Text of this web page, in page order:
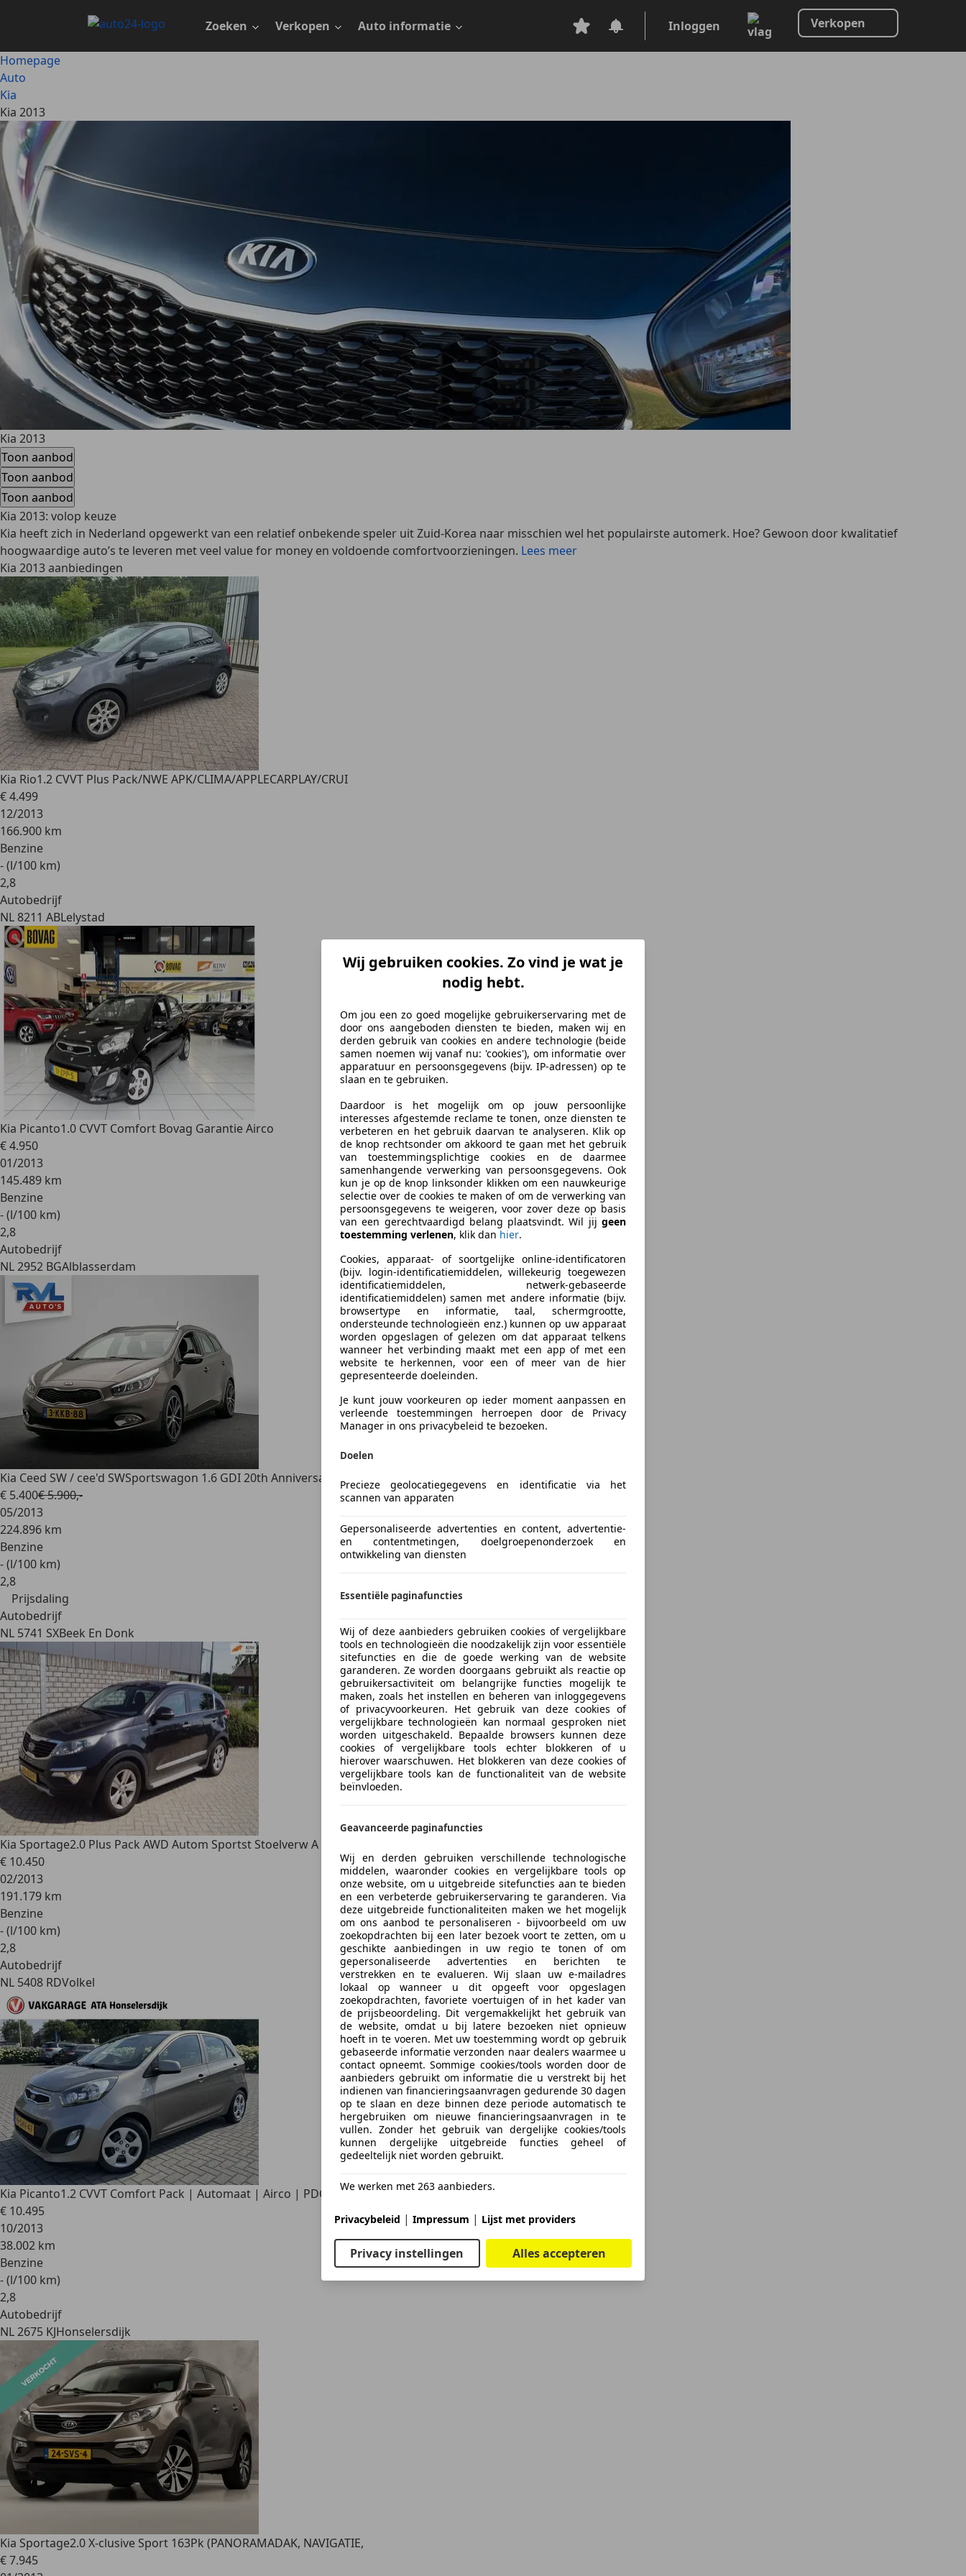
Zoeken Verkopen Auto informatie Inloggen Verkopen
Homepage
Auto
Kia
Kia 2013
Kia 2013
Toon aanbod
Toon aanbod
Toon aanbod
Kia 2013: volop keuze
Kia heeft zich in Nederland opgewerkt van een relatief onbekende speler uit Zuid-Korea naar misschien wel het populairste automerk. Hoe? Gewoon door kwalitatief
hoogwaardige auto’s te leveren met veel value for money en voldoende comfortvoorzieningen. Lees meer
Kia 2013 aanbiedingen
Kia Rio1.2 CVVT Plus Pack/NWE APK/CLIMA/APPLECARPLAY/CRUI
€ 4.499
12/2013
166.900 km
Benzine
- (l/100 km)
2,8
Autobedrijf
NL 8211 ABLelystad
Kia Picanto1.0 CVVT Comfort Bovag Garantie Airco
€ 4.950
01/2013
145.489 km
Benzine
- (l/100 km)
2,8
Autobedrijf
NL 2952 BGAlblasserdam
Kia Ceed SW / cee'd SWSportswagon 1.6 GDI 20th Anniversary | Trekhaak |
€ 5.400€ 5.900,-
05/2013
224.896 km
Benzine
- (l/100 km)
2,8
Prijsdaling
Autobedrijf
NL 5741 SXBeek En Donk
Kia Sportage2.0 Plus Pack AWD Autom Sportst Stoelverw A Bankve
€ 10.450
02/2013
191.179 km
Benzine
- (l/100 km)
2,8
Autobedrijf
NL 5408 RDVolkel
Kia Picanto1.2 CVVT Comfort Pack | Automaat | Airco | PDC ach
€ 10.495
10/2013
38.002 km
Benzine
- (l/100 km)
2,8
Autobedrijf
NL 2675 KJHonselersdijk
Kia Sportage2.0 X-clusive Sport 163Pk (PANORAMADAK, NAVIGATIE,
€ 7.945
Wij gebruiken cookies. Zo vind je wat je
nodig hebt.
Om jou een zo goed mogelijke gebruikerservaring met de
door ons aangeboden diensten te bieden, maken wij en
derden gebruik van cookies en andere technologie (beide
samen noemen wij vanaf nu: 'cookies'), om informatie over
apparatuur en persoonsgegevens (bijv. IP-adressen) op te
slaan en te gebruiken.
Daardoor is het mogelijk om op jouw persoonlijke
interesses afgestemde reclame te tonen, onze diensten te
verbeteren en het gebruik daarvan te analyseren. Klik op
de knop rechtsonder om akkoord te gaan met het gebruik
van toestemmingsplichtige cookies en de daarmee
samenhangende verwerking van persoonsgegevens. Ook
kun je op de knop linksonder klikken om een nauwkeurige
selectie over de cookies te maken of om de verwerking van
persoonsgegevens te weigeren, voor zover deze op basis
van een gerechtvaardigd belang plaatsvindt. Wil jij geen
toestemming verlenen, klik dan hier.
Cookies, apparaat- of soortgelijke online-identificatoren
(bijv. login-identificatiemiddelen, willekeurig toegewezen
identificatiemiddelen, netwerk-gebaseerde
identificatiemiddelen) samen met andere informatie (bijv.
browsertype en informatie, taal, schermgrootte,
ondersteunde technologieën enz.) kunnen op uw apparaat
worden opgeslagen of gelezen om dat apparaat telkens
wanneer het verbinding maakt met een app of met een
website te herkennen, voor een of meer van de hier
gepresenteerde doeleinden.
Je kunt jouw voorkeuren op ieder moment aanpassen en
verleende toestemmingen herroepen door de Privacy
Manager in ons privacybeleid te bezoeken.
Doelen
Precieze geolocatiegegevens en identificatie via het
scannen van apparaten
Gepersonaliseerde advertenties en content, advertentie-
en contentmetingen, doelgroepenonderzoek en
ontwikkeling van diensten
Essentiële paginafuncties
Wij of deze aanbieders gebruiken cookies of vergelijkbare
tools en technologieën die noodzakelijk zijn voor essentiële
sitefuncties en die de goede werking van de website
garanderen. Ze worden doorgaans gebruikt als reactie op
gebruikersactiviteit om belangrijke functies mogelijk te
maken, zoals het instellen en beheren van inloggegevens
of privacyvoorkeuren. Het gebruik van deze cookies of
vergelijkbare technologieën kan normaal gesproken niet
worden uitgeschakeld. Bepaalde browsers kunnen deze
cookies of vergelijkbare tools echter blokkeren of u
hierover waarschuwen. Het blokkeren van deze cookies of
vergelijkbare tools kan de functionaliteit van de website
beïnvloeden.
Geavanceerde paginafuncties
Wij en derden gebruiken verschillende technologische
middelen, waaronder cookies en vergelijkbare tools op
onze website, om u uitgebreide sitefuncties aan te bieden
en een verbeterde gebruikerservaring te garanderen. Via
deze uitgebreide functionaliteiten maken we het mogelijk
om ons aanbod te personaliseren - bijvoorbeeld om uw
zoekopdrachten bij een later bezoek voort te zetten, om u
geschikte aanbiedingen in uw regio te tonen of om
gepersonaliseerde advertenties en berichten te
verstrekken en te evalueren. Wij slaan uw e-mailadres
lokaal op wanneer u dit opgeeft voor opgeslagen
zoekopdrachten, favoriete voertuigen of in het kader van
de prijsbeoordeling. Dit vergemakkelijkt het gebruik van
de website, omdat u bij latere bezoeken niet opnieuw
hoeft in te voeren. Met uw toestemming wordt op gebruik
gebaseerde informatie verzonden naar dealers waarmee u
contact opneemt. Sommige cookies/tools worden door de
aanbieders gebruikt om informatie die u verstrekt bij het
indienen van financieringsaanvragen gedurende 30 dagen
op te slaan en deze binnen deze periode automatisch te
hergebruiken om nieuwe financieringsaanvragen in te
vullen. Zonder het gebruik van dergelijke cookies/tools
kunnen dergelijke uitgebreide functies geheel of
gedeeltelijk niet worden gebruikt.
We werken met 263 aanbieders.
Privacybeleid | Impressum | Lijst met providers
Privacy instellingen Alles accepteren